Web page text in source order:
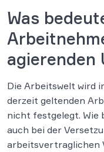
Was
agierenden
Die Arbeitswelt wird
derzeit geltenden
nicht festgelegt. Wie
auch bei der
arbeitsvertraglichen